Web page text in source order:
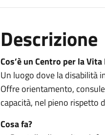
Descrizione
Cos’è un Centro per la
Un luogo dove la disabilità
Offre orientamento,
capacità, nel pieno rispetto
Cosa fa?